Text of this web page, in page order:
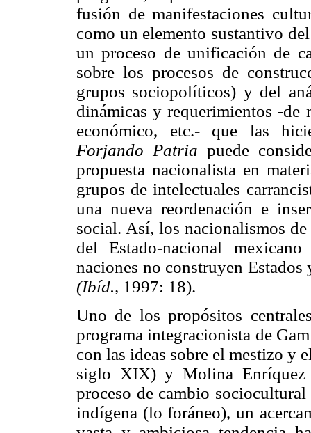
fusión de manifestaciones
como un elemento sustantivo
un proceso de unificación de
sobre los procesos de
grupos sociopolíticos) y del
dinámicas y requerimientos -
económico, etc.- que las
Forjando Patria puede
propuesta nacionalista en
grupos de intelectuales
una nueva reordenación e
social. Así, los nacionalismos
del Estado-nacional
naciones no construyen
(Ibíd., 1997: 18).
Uno de los propósitos
programa integracionista de
con las ideas sobre el mestizo y
siglo XIX) y Molina
proceso de cambio
indígena (lo foráneo), un